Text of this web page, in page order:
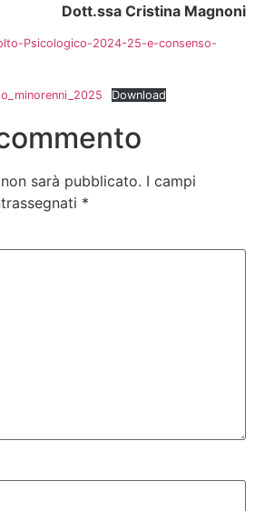
Dott.ssa Cristina Magnoni
Psicologico-2024-25-e-consenso-
Download
sarà pubblicato. I campi
*